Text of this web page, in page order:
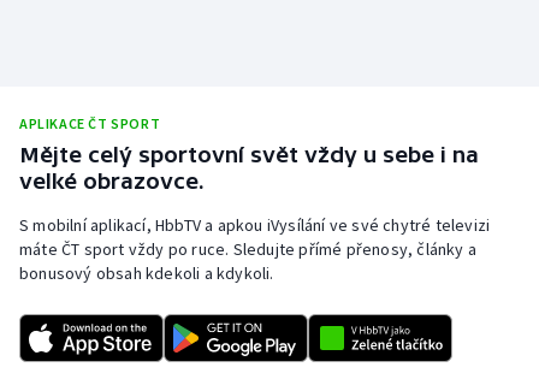
APLIKACE ČT SPORT
Mějte celý sportovní svět vždy u sebe i na
velké obrazovce.
S mobilní aplikací, HbbTV a apkou iVysílání ve své chytré televizi
máte ČT sport vždy po ruce. Sledujte přímé přenosy, články a
bonusový obsah kdekoli a kdykoli.